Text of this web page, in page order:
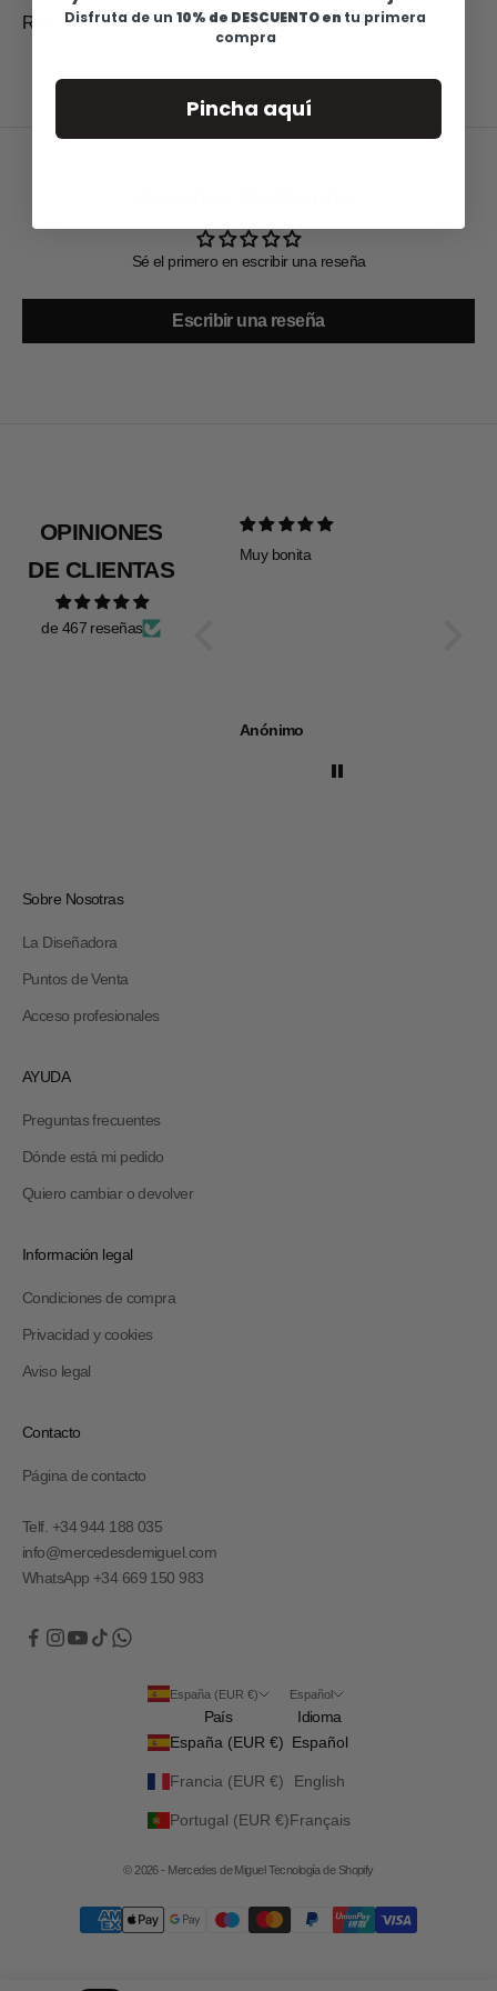
Ref: 351830-MM
Sé el primero en escribir una reseña
Escribir una reseña
OPINIONES
DE CLIENTAS
de 467 reseñas
Muy bonita
Anónimo
Sobre Nosotras
La Diseñadora
Puntos de Venta
Acceso profesionales
AYUDA
Preguntas frecuentes
Dónde está mi pedido
Quiero cambiar o devolver
Información legal
Condiciones de compra
Privacidad y cookies
Aviso legal
Contacto
Página de contacto
Telf. +34 944 188 035
info@mercedesdemiguel.com
WhatsApp +34 669 150 983
España (EUR €)
País
España (EUR €)
Francia (EUR €)
Portugal (EUR €)
Español
Idioma
Español
English
Français
© 2026 - Mercedes de MiguelTecnología de Shopify
Disfruta de un 10% de DESCUENTO en tu primera
compra
Pincha aquí